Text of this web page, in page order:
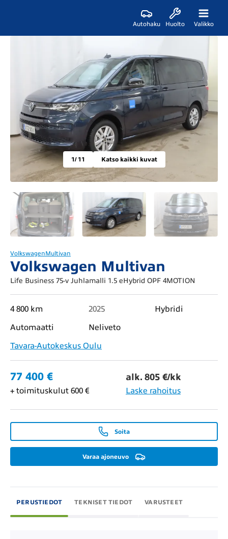
Autohaku Huolto Valikko
1/ 11 Katso kaikki kuvat
VolkswagenMultivan
Volkswagen Multivan
Life Business 75-v Juhlamalli 1.5 eHybrid OPF 4MOTION
4 800 km 2025
Hybridi
Automaatti
Neliveto
Tavara-Autokeskus Oulu
77 400 € alk. 805 €/kk
+ toimituskulut 600 € Laske rahoitus
Soita
Varaa ajoneuvo
PERUSTIEDOT TEKNISET TIEDOT VARUSTEET